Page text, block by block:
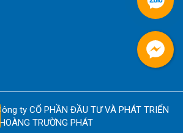
Công ty CỔ PHẦN ĐẦU TƯ VÀ PHÁT TRIỂN
HOÀNG TRƯỜNG PHÁT